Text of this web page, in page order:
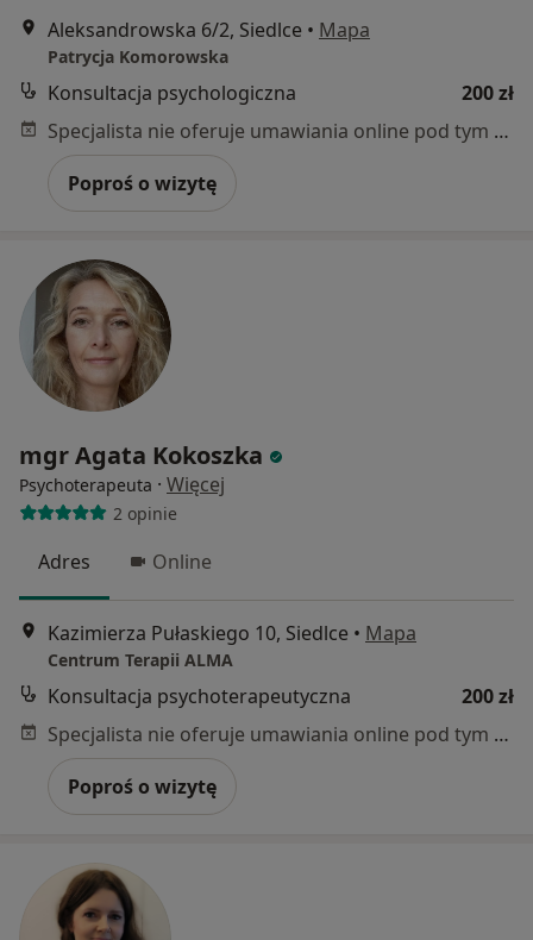
Aleksandrowska 6/2, Siedlce • Mapa
Patrycja Komorowska
Konsultacja psychologiczna
200 zł
Specjalista nie oferuje umawiania online pod tym adresem.
Poproś o wizytę
mgr Agata Kokoszka
Psychoterapeuta · Więcej
2 opinie
Adres Online
Kazimierza Pułaskiego 10, Siedlce • Mapa
Centrum Terapii ALMA
Konsultacja psychoterapeutyczna
200 zł
Specjalista nie oferuje umawiania online pod tym adresem.
Poproś o wizytę